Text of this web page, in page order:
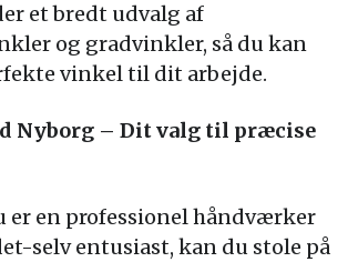
et bredt udvalg af
og gradvinkler, så du kan
vinkel til dit arbejde.
Nyborg – Dit valg til præcise
er en professionel håndværker
selv entusiast, kan du stole på